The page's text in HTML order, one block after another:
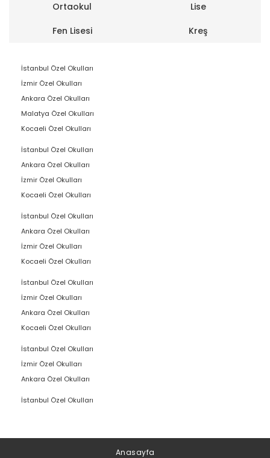
Ortaokul
Lise
Fen Lisesi
Kreş
İstanbul Özel Okulları
İzmir Özel Okulları
Ankara Özel Okulları
Malatya Özel Okulları
Kocaeli Özel Okulları
İstanbul Özel Okulları
Ankara Özel Okulları
İzmir Özel Okulları
Kocaeli Özel Okulları
İstanbul Özel Okulları
Ankara Özel Okulları
İzmir Özel Okulları
Kocaeli Özel Okulları
İstanbul Özel Okulları
İzmir Özel Okulları
Ankara Özel Okulları
Kocaeli Özel Okulları
İstanbul Özel Okulları
İzmir Özel Okulları
Ankara Özel Okulları
İstanbul Özel Okulları
Anasayfa